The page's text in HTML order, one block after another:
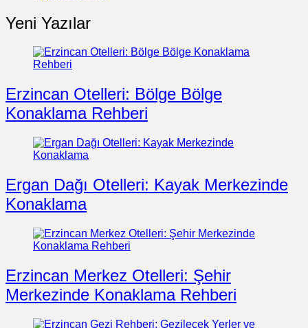
Yeni Yazılar
Erzincan Otelleri: Bölge Bölge
Konaklama Rehberi
Ergan Dağı Otelleri: Kayak Merkezinde
Konaklama
Erzincan Merkez Otelleri: Şehir
Merkezinde Konaklama Rehberi